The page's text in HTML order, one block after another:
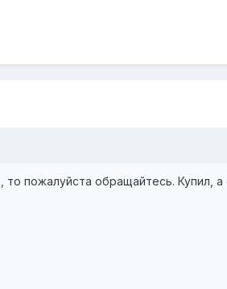
пожалуйста обращайтесь. Купил, а